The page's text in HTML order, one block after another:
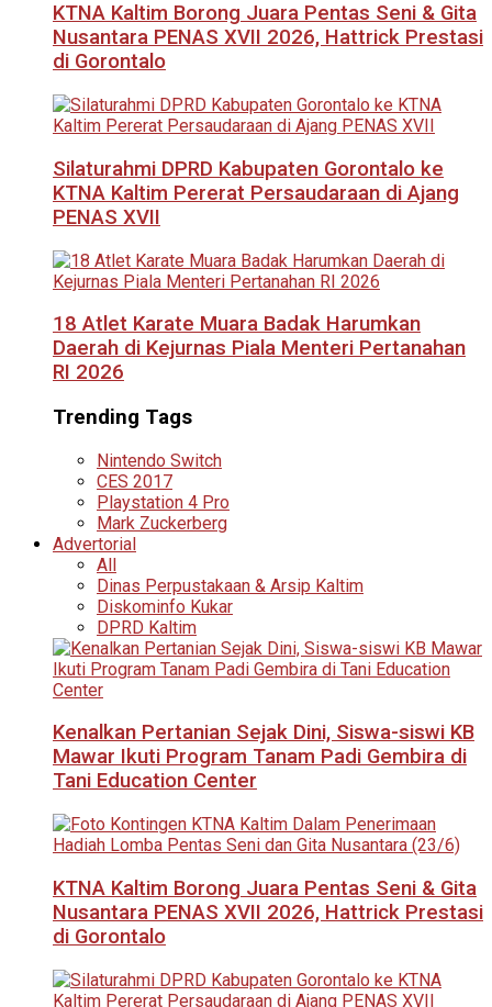
KTNA Kaltim Borong Juara Pentas Seni & Gita
Nusantara PENAS XVII 2026, Hattrick Prestasi
di Gorontalo
Silaturahmi DPRD Kabupaten Gorontalo ke
KTNA Kaltim Pererat Persaudaraan di Ajang
PENAS XVII
18 Atlet Karate Muara Badak Harumkan
Daerah di Kejurnas Piala Menteri Pertanahan
RI 2026
Trending Tags
Nintendo Switch
CES 2017
Playstation 4 Pro
Mark Zuckerberg
Advertorial
All
Dinas Perpustakaan & Arsip Kaltim
Diskominfo Kukar
DPRD Kaltim
Kenalkan Pertanian Sejak Dini, Siswa-siswi KB
Mawar Ikuti Program Tanam Padi Gembira di
Tani Education Center
KTNA Kaltim Borong Juara Pentas Seni & Gita
Nusantara PENAS XVII 2026, Hattrick Prestasi
di Gorontalo